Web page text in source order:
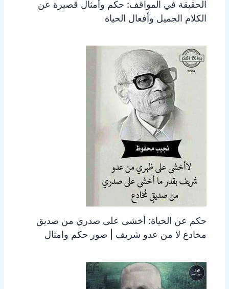
الحقيقة في المواقف: حكم وأمثال قصيرة عن
الكلام الجميل وأفعال الحياة
حكم عن الحياة: أخشى على صدري من صديق
مخادع لا من عدو شريف | صور حكم وامثال